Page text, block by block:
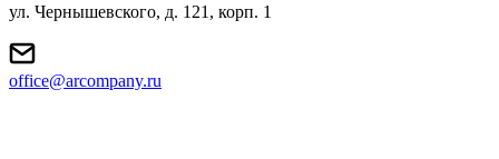
ул. Чернышевского, д. 121, корп. 1
office@arcompany.ru